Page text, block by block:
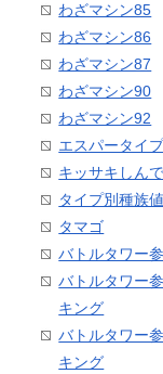
わざマシン85
わざマシン86
わざマシン87
わざマシン90
わざマシン92
エスパータイ
キッサキしん
タイプ別種族
タマゴ
バトルタワー
バトルタワー
キング
バトルタワー
キング